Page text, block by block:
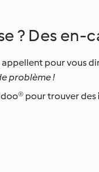
? Des en-
appellent pour vous
problème !
pour trouver des